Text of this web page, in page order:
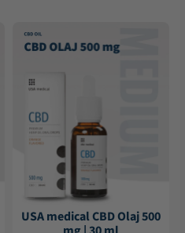
USA medical CBD Olaj 500